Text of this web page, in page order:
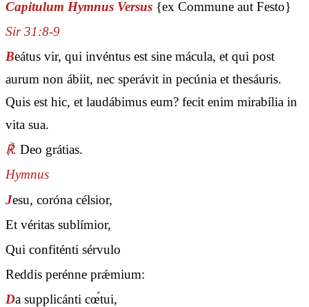
Capitulum Hymnus Versus {ex Commune aut Festo}
Sir 31:8-9
Beátus vir, qui invéntus est sine mácula, et qui post
aurum non ábiit, nec sperávit in pecúnia et thesáuris.
Quis est hic, et laudábimus eum? fecit enim mirabília in
vita sua.
℟. Deo grátias.
Hymnus
Jesu, coróna célsior,
Et véritas sublímior,
Qui confiténti sérvulo
Reddis perénne prǽmium:
Da supplicánti cœ́tui,